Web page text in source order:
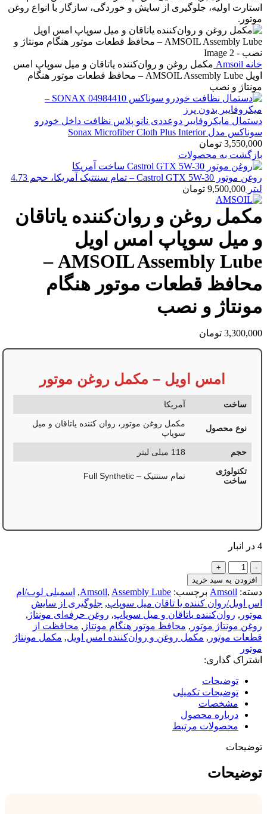
خانه Amsoil مکمل روغن و روان‌کننده یاتاقان و میل سوپاپ امس
اویل AMSOIL Assembly Lube – محافظ قطعات موتور هنگام
مونتاژ و نصب
دستمال مایکروفایبر دوعددی نانو پلاس نظافت داخل خودرو
سوناکس مدل Sonax Microfiber Cloth Plus Interior
3,550,000 تومان
بازگشت به محصولات
روغن موتور Castrol GTX 5W-30 – تمام سنتتیک آمریکا، حجم 4.73
لیتر 9,500,000 تومان
مکمل روغن و روان‌کننده یاتاقان
و میل سوپاپ امس اویل
AMSOIL Assembly Lube –
محافظ قطعات موتور هنگام
مونتاژ و نصب
3,300,000 تومان
امس اویل – مکمل روغن موتور
ساخت آمریکا
نوع محصول
مکمل روغن موتور، روان کننده یاتاقان و میل
سوپاپ
حجم
118 میلی لیتر
تکنولوژی
ساخت
تمام سنتتیک – Full Synthetic
4 در انبار
مکمل
روغن
و
روان‌کننده
یاتاقان
و
میل
سوپاپ
امس
اویل
AMSOIL
Assembly
Lube
محافظ
قطعات
موتور
و
افزودن به سبد خرید
دسته: Amsoil برچسب: Amsoil, Assembly Lube
, اسمبلی لوب/ام
اس اویل/روان کننده یا تاقان میل سوپاپ, جلوگیری از سایش
موتور , روان‌کننده یاتاقان و میل سوپاپ, روغن حرفه‌ای مونتاژ ,
روغن مونتاژ موتور , محافظ موتور هنگام مونتاژ , محافظت از
قطعات موتور , مکمل روغن و روان‌کننده امس اویل, مکمل مونتاژ
موتور
اشتراک گذاری:
توضیحات
توضیحات تکمیلی
مشخصات
درباره محصول
محصولات مرتبط
توضیحات
توضیحات